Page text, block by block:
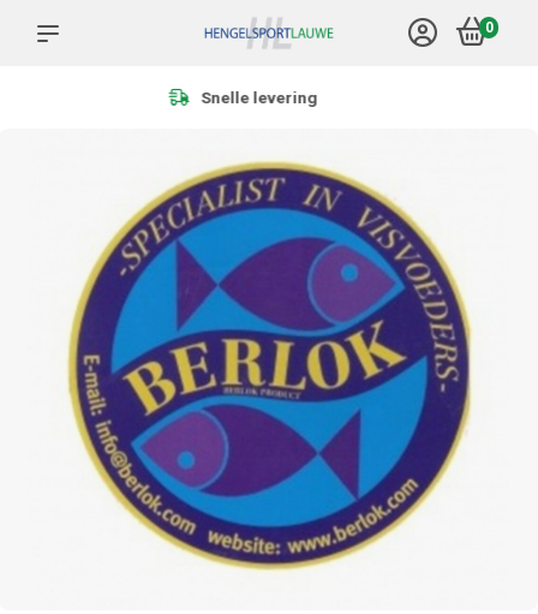
0
Meer dan 1.000 producten